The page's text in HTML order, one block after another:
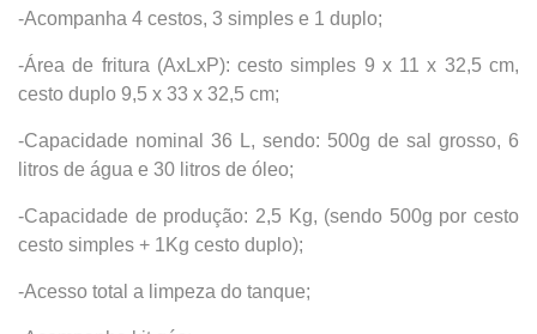
-Acompanha 4 cestos, 3 simples e 1 duplo;
-Área de fritura (AxLxP): cesto simples 9 x 11 x 32,5 cm,
cesto duplo 9,5 x 33 x 32,5 cm;
-Capacidade nominal 36 L, sendo: 500g de sal grosso, 6
litros de água e 30 litros de óleo;
-Capacidade de produção: 2,5 Kg, (sendo 500g por cesto
cesto simples + 1Kg cesto duplo);
-Acesso total a limpeza do tanque;